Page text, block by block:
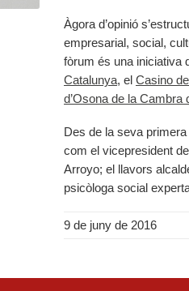
Àgora d’opinió
empresarial, social,
fòrum és una iniciativa
Catalunya, el Casino
d’Osona de la
Des de la seva primera
com el vicepresident
Arroyo; el llavors
psicòloga social
9 de juny de 2016